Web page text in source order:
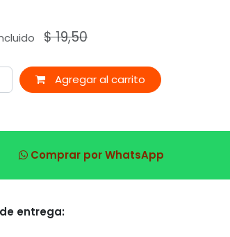
$19,50
Agregar al carrito
Comprar por WhatsApp
de entrega: